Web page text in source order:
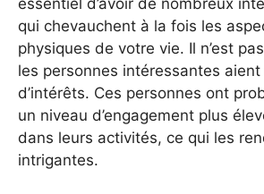
essentiel d’avoir de nombreux
qui chevauchent à la fois les
physiques de votre vie. Il n’est
les personnes intéressantes
d’intérêts. Ces personnes ont
un niveau d’engagement plus
dans leurs activités, ce qui les
intrigantes.